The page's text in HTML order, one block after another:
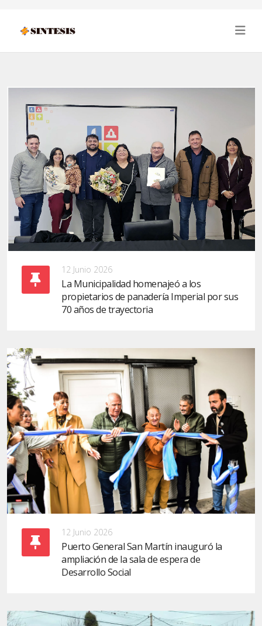
12 Junio 2026
La Municipalidad homenajeó a los
propietarios de panadería Imperial por sus
70 años de trayectoria
12 Junio 2026
Puerto General San Martín inauguró la
ampliación de la sala de espera de
Desarrollo Social